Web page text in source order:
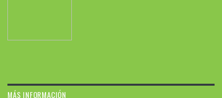
MÁS INFORMACIÓN